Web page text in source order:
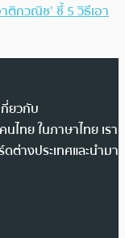
กวณิช’ ชี้ 5 วิธีเอา
ยวกับ
ไทย ในภาษาไทย เรา
ต่างประเทศและนำมา